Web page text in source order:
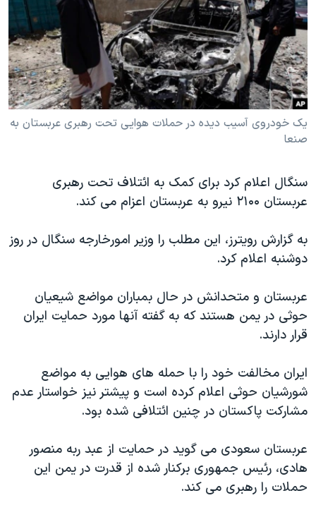
فرهنگ و زندگی
حقوق شهروندی
اقتصادی
علم و فناوری
گالری عکس
مستندها
انتخابات ریاست جمهوری آمریکا ۲۰۲۴
حمله جمهوری اسلامی به اسرائیل
رمز مهسا
اعتراضات زن، زندگی، آزادی
تریبونال مردمی آبان ۹۸
چهل سال گروگان‌گیری
قانون شفافیت دارائی کادر رهبری ایران
اعتراضات مردمی آبان ۹۸
اسرائیل در جنگ
نرگس محمدی برنده جایزه نوبل صلح
همایش محافظه‌کاران آمریکا «سی‌پک»
صفحه‌های ویژه
سفر پرزیدنت ترامپ به چین
دنبال کنید
زبانهای مختلف
یک خودروی آسیب دیده در حملات هوایی تحت رهبری عربستان به
صنعا
سنگال اعلام کرد برای کمک به ائتلاف تحت رهبری
عربستان ۲۱۰۰ نیرو به عربستان اعزام می کند.
به گزارش رویترز، این مطلب را وزیر امورخارجه سنگال در روز
دوشنبه اعلام کرد.
عربستان و متحدانش در حال بمباران مواضع شیعیان
حوثی در یمن هستند که به گفته آنها مورد حمایت ایران
قرار دارند.
ایران مخالفت خود را با حمله های هوایی به مواضع
شورشیان حوثی اعلام کرده است و پیشتر نیز خواستار عدم
مشارکت پاکستان در چنین ائتلافی شده بود.
عربستان سعودی می گوید در حمایت از عبد ربه منصور
هادی، رئیس جمهوری برکنار شده از قدرت در یمن این
حملات را رهبری می کند.